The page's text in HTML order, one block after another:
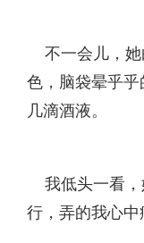
不一会儿，她
色，脑袋晕乎
几滴酒液。
我低头一看，
行，弄的我心中